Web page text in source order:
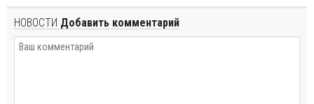
НОВОСТИ Добавить комментарий